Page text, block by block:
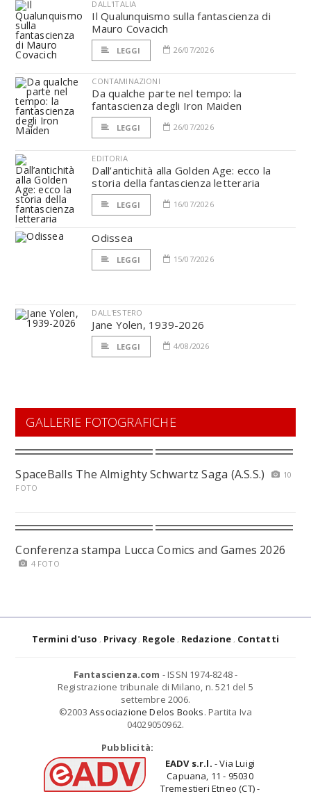
DALL'ITALIA
Il Qualunquismo sulla fantascienza di
Mauro Covacich
LEGGI 26/07/2026
CONTAMINAZIONI
Da qualche parte nel tempo: la
fantascienza degli Iron Maiden
LEGGI 26/07/2026
EDITORIA
Dall’antichità alla Golden Age: ecco la
storia della fantascienza letteraria
LEGGI 16/07/2026
Odissea
LEGGI 15/07/2026
DALL'ESTERO
Jane Yolen, 1939-2026
LEGGI 4/08/2026
GALLERIE FOTOGRAFICHE
SpaceBalls The Almighty Schwartz Saga (A.S.S.)
10
FOTO
Conferenza stampa Lucca Comics and Games 2026
4 FOTO
Termini d'uso Privacy Regole Redazione Contatti
Fantascienza.com - ISSN 1974-8248 -
Registrazione tribunale di Milano, n. 521 del 5
settembre 2006.
©2003 Associazione Delos Books. Partita Iva
04029050962.
Pubblicità:
EADV s.r.l. - Via Luigi
Capuana, 11 - 95030
Tremestieri Etneo (CT) -